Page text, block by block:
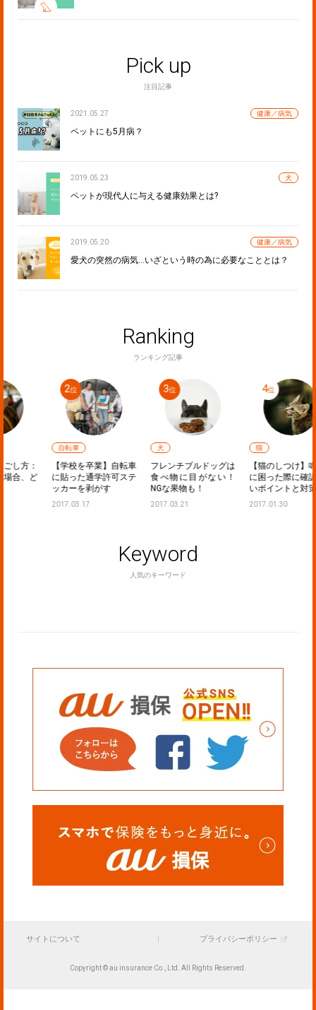
Pick up
注目記事
2021.05.27 健康／病気
ペットにも5月病？
2019.05.23 犬
ペットが現代人に与える健康効果とは?
2019.05.20 健康／病気
愛犬の突然の病気…いざという時の為に必要なこととは？
Ranking
ランキング記事
【学校を卒業】自転車
に貼った通学許可ステ
ッカーを剥がす
2017.03.17
フレンチブルドッグは
食べ物に目がない！
NGな果物も！
2017.03.21
【猫のしつけ】鳴き声
に困った際に確認した
いポイントと対策
2017.01.30
Keyword
人気のキーワード
サイトについて プライバシーポリシー
Copyright © au insurance Co., Ltd. All Rights Reserved.